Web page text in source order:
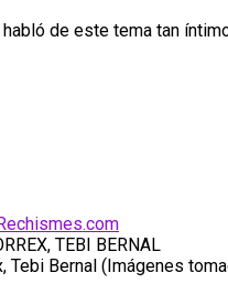
habló de este tema tan
Tebi Bernal (Imágenes